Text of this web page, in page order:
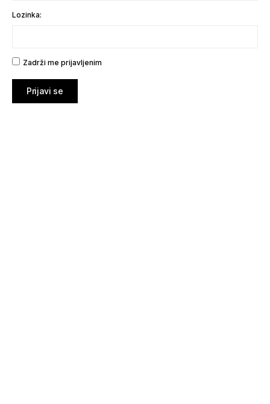
Lozinka:
Zadrži me prijavljenim
Prijavi se